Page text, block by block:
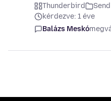
Thunderbird
kérdezve: 1 éve
Balázs Meskó